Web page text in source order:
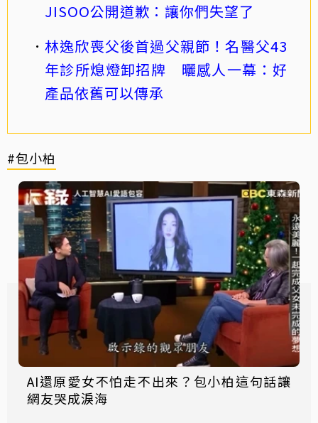
JISOO公開道歉：讓你們失望了
林逸欣喪父後首過父親節！名醫父43
年診所熄燈卸招牌 曬感人一幕：好
產品依舊可以傳承
#包小柏
AI還原愛女不怕走不出來？包小柏這句話讓
網友哭成淚海